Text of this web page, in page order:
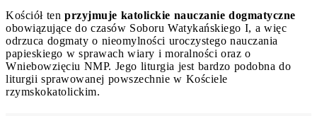
Kościół ten przyjmuje katolickie nauczanie dogmatyczne
obowiązujące do czasów Soboru Watykańskiego I, a więc
odrzuca dogmaty o nieomylności uroczystego nauczania
papieskiego w sprawach wiary i moralności oraz o
Wniebowzięciu NMP. Jego liturgia jest bardzo podobna do
liturgii sprawowanej powszechnie w Kościele
rzymskokatolickim.